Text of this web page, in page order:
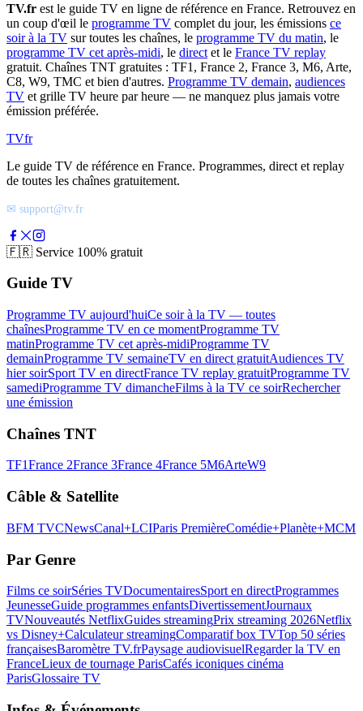
TV.fr est le guide TV en ligne de référence en France. Retrouvez en
un coup d'œil le programme TV complet du jour, les émissions ce
soir à la TV sur toutes les chaînes, le programme TV du matin, le
programme TV cet après-midi, le direct et le France TV replay
gratuit. Chaînes TNT gratuites : TF1, France 2, France 3, M6, Arte,
C8, W9, TMC et bien d'autres. Programme TV demain, audiences
TV et grille TV heure par heure — ne manquez plus jamais votre
émission préférée.
TVfr
Le guide TV de référence en France. Programmes, direct et replay
de toutes les chaînes gratuitement.
✉ support@tv.fr
🇫🇷 Service 100% gratuit
Guide TV
Programme TV aujourd'huiCe soir à la TV — toutes
chaînesProgramme TV en ce momentProgramme TV
matinProgramme TV cet après-midiProgramme TV
demainProgramme TV semaineTV en direct gratuitAudiences TV
hier soirSport TV en directFrance TV replay gratuitProgramme TV
samediProgramme TV dimancheFilms à la TV ce soirRechercher
une émission
Chaînes TNT
TF1France 2France 3France 4France 5M6ArteW9
Câble & Satellite
BFM TVCNewsCanal+LCIParis PremièreComédie+Planète+MCM
Par Genre
Films ce soirSéries TVDocumentairesSport en directProgrammes
JeunesseGuide programmes enfantsDivertissementJournaux
TVNouveautés NetflixGuides streamingPrix streaming 2026Netflix
vs Disney+Calculateur streamingComparatif box TVTop 50 séries
françaisesBaromètre TV.frPaysage audiovisuelRegarder la TV en
FranceLieux de tournage ParisCafés iconiques cinéma
ParisGlossaire TV